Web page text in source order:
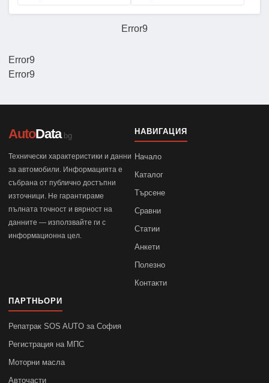
Error9
Error9
Error9
AutoData.bg
Технически характеристики и данни
за автомобили. Информацията е
събрана от публично достъпни
източници. Не гарантираме
пълната точност и вярност на
данните — използвайте ги с
информационна цел.
НАВИГАЦИЯ
Начало
Каталог
Търсене
Сравни
Статии
Анкети
Полезно
Контакти
ПАРТНЬОРИ
Репатрак SOS AUTO за София
Регистрация на МПС
Моторни масла
Авточасти